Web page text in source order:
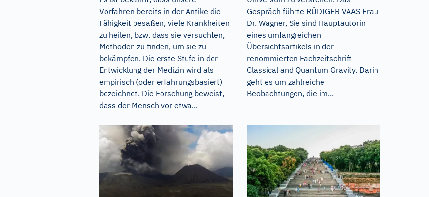
Vorfahren bereits in der Antike die
Fähigkeit besaßen, viele Krankheiten
zu heilen, bzw. dass sie versuchten,
Methoden zu finden, um sie zu
bekämpfen. Die erste Stufe in der
Entwicklung der Medizin wird als
empirisch (oder erfahrungsbasiert)
bezeichnet. Die Forschung beweist,
dass der Mensch vor etwa...
Gespräch führte RÜDIGER VAAS Frau
Dr. Wagner, Sie sind Hauptautorin
eines umfangreichen
Übersichtsartikels in der
renommierten Fachzeitschrift
Classical and Quantum Gravity. Darin
geht es um zahlreiche
Beobachtungen, die im...